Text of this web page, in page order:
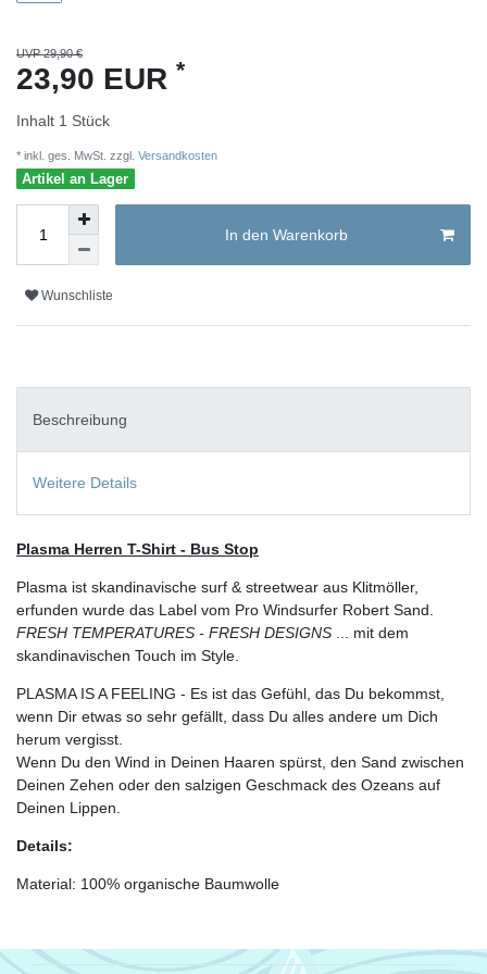
UVP 29,90 €
23,90 EUR *
Inhalt 1 Stück
* inkl. ges. MwSt. zzgl. Versandkosten
Artikel an Lager
In den Warenkorb
Wunschliste
Beschreibung
Weitere Details
Plasma Herren T-Shirt - Bus Stop
Plasma ist skandinavische surf & streetwear aus Klitmöller,
erfunden wurde das Label vom Pro Windsurfer Robert Sand.
FRESH TEMPERATURES - FRESH DESIGNS ... mit dem
skandinavischen Touch im Style.
PLASMA IS A FEELING - Es ist das Gefühl, das Du bekommst,
wenn Dir etwas so sehr gefällt, dass Du alles andere um Dich
herum vergisst.
Wenn Du den Wind in Deinen Haaren spürst, den Sand zwischen
Deinen Zehen oder den salzigen Geschmack des Ozeans auf
Deinen Lippen.
Details:
Material: 100% organische Baumwolle